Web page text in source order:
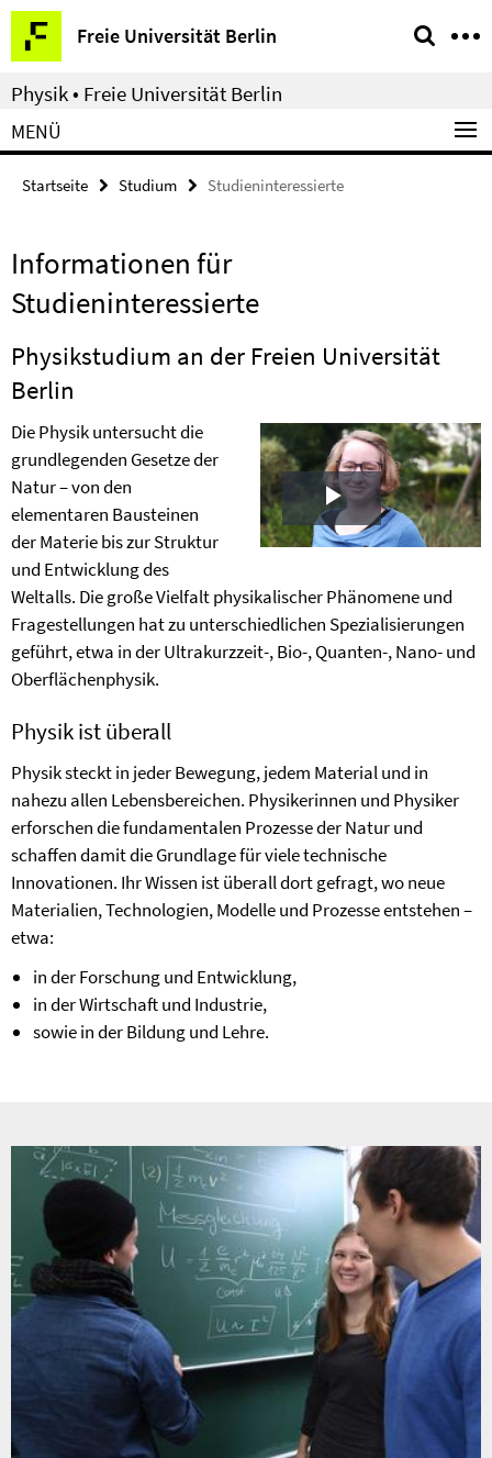
Springe
direkt
zu
Inhalt
Freie Universität Berlin
Service-
Navigation
Physik • Freie Universität Berlin
MENÜ
Startseite Studium Studieninteressierte
Informationen für
Studieninteressierte
Physikstudium an der Freien Universität
Berlin
Play
Die Physik untersucht die
grundlegenden Gesetze der
Natur – von den
elementaren Bausteinen
der Materie bis zur Struktur
und Entwicklung des
Weltalls. Die große Vielfalt physikalischer Phänomene und
Fragestellungen hat zu unterschiedlichen Spezialisierungen
geführt, etwa in der Ultrakurzzeit-, Bio-, Quanten-, Nano- und
Oberflächenphysik.
Physik ist überall
Physik steckt in jeder Bewegung, jedem Material und in
nahezu allen Lebensbereichen. Physikerinnen und Physiker
erforschen die fundamentalen Prozesse der Natur und
schaffen damit die Grundlage für viele technische
Innovationen. Ihr Wissen ist überall dort gefragt, wo neue
Materialien, Technologien, Modelle und Prozesse entstehen –
etwa:
in der Forschung und Entwicklung,
in der Wirtschaft und Industrie,
sowie in der Bildung und Lehre.